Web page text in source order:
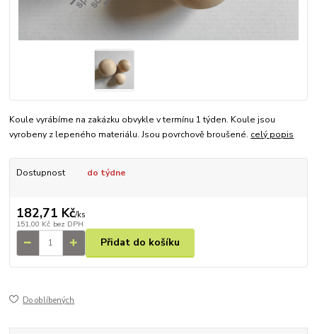
Koule vyrábíme na zakázku obvykle v termínu 1 týden. Koule jsou
vyrobeny z lepeného materiálu. Jsou povrchově broušené. celý popis
Dostupnost do týdne
182,71 Kč/ks
151,00 Kč bez DPH
Přidat do košíku
Do oblíbených